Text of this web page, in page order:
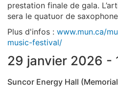
prestation finale de gala.
sera le quatuor de
Plus d'infos : www.mun.ca/
music-festival/
29 janvier 2026 -
Suncor Energy Hall